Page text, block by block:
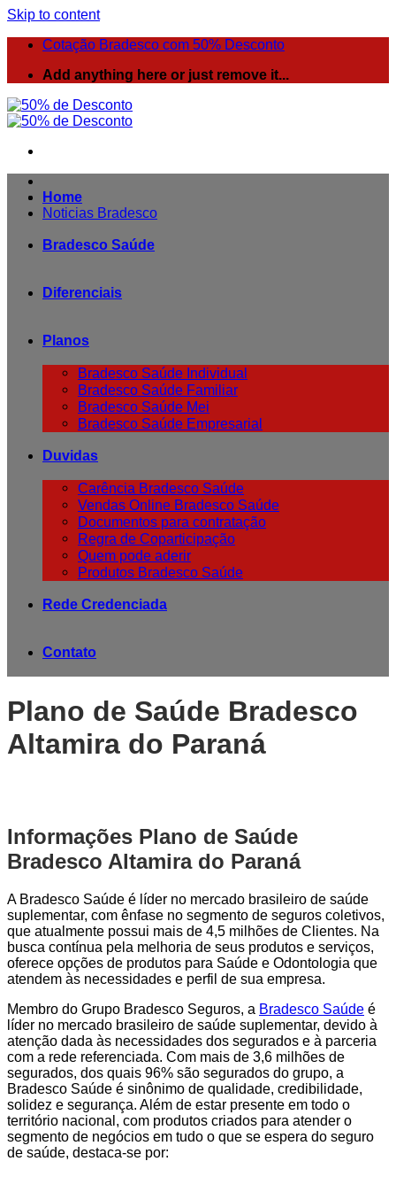
Skip to content
Cotação Bradesco com 50% Desconto
Add anything here or just remove it...
Noticias Bradesco
Home
Bradesco Saúde
Diferenciais
Planos
Bradesco Saúde Individual
Bradesco Saúde Familiar
Bradesco Saúde Mei
Bradesco Saúde Empresarial
Duvidas
Carência Bradesco Saúde
Vendas Online Bradesco Saúde
Documentos para contratação
Regra de Coparticipação
Quem pode aderir
Produtos Bradesco Saúde
Rede Credenciada
Contato
Plano de Saúde Bradesco
Altamira do Paraná
Informações Plano de Saúde
Bradesco Altamira do Paraná
A Bradesco Saúde é líder no mercado brasileiro de saúde
suplementar, com ênfase no segmento de seguros coletivos,
que atualmente possui mais de 4,5 milhões de Clientes. Na
busca contínua pela melhoria de seus produtos e serviços,
oferece opções de produtos para Saúde e Odontologia que
atendem às necessidades e perfil de sua empresa.
Membro do Grupo Bradesco Seguros, a Bradesco Saúde é
líder no mercado brasileiro de saúde suplementar, devido à
atenção dada às necessidades dos segurados e à parceria
com a rede referenciada. Com mais de 3,6 milhões de
segurados, dos quais 96% são segurados do grupo, a
Bradesco Saúde é sinônimo de qualidade, credibilidade,
solidez e segurança. Além de estar presente em todo o
território nacional, com produtos criados para atender o
segmento de negócios em tudo o que se espera do seguro
de saúde, destaca-se por: